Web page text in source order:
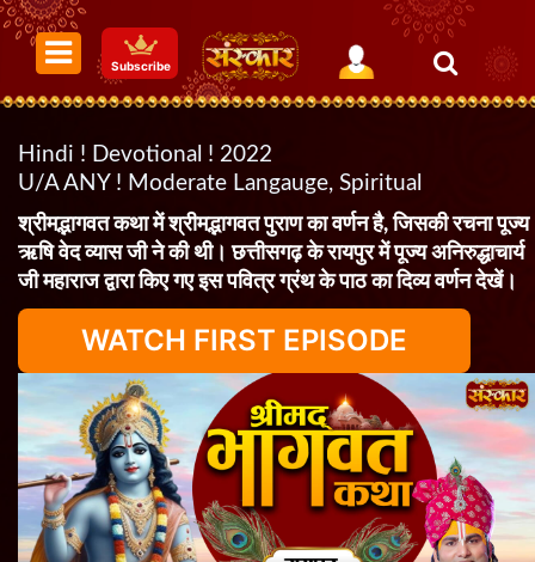
Subscribe
Hindi ! Devotional ! 2022
U/A ANY ! Moderate Langauge, Spiritual
श्रीमद्भागवत कथा में श्रीमद्भागवत पुराण का वर्णन है, जिसकी रचना पूज्य
ऋषि वेद व्यास जी ने की थी। छत्तीसगढ़ के रायपुर में पूज्य अनिरुद्धाचार्य
जी महाराज द्वारा किए गए इस पवित्र ग्रंथ के पाठ का दिव्य वर्णन देखें।
WATCH FIRST EPISODE